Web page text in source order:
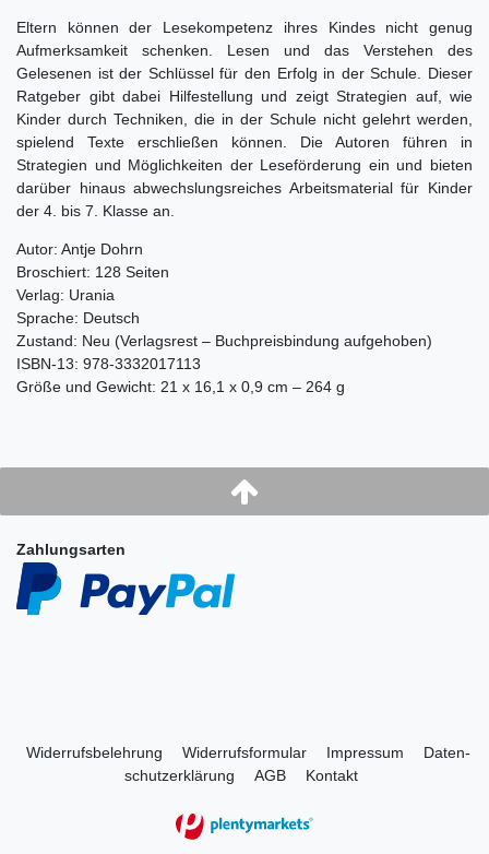
Eltern können der Lesekompetenz ihres Kindes nicht genug
Aufmerksamkeit schenken. Lesen und das Verstehen des
Gelesenen ist der Schlüssel für den Erfolg in der Schule. Dieser
Ratgeber gibt dabei Hilfestellung und zeigt Strategien auf, wie
Kinder durch Techniken, die in der Schule nicht gelehrt werden,
spielend Texte erschließen können. Die Autoren führen in
Strategien und Möglichkeiten der Leseförderung ein und bieten
darüber hinaus abwechslungsreiches Arbeitsmaterial für Kinder
der 4. bis 7. Klasse an.
Autor: Antje Dohrn
Broschiert: 128 Seiten
Verlag: Urania
Sprache: Deutsch
Zustand: Neu (Verlagsrest – Buchpreisbindung aufgehoben)
ISBN-13: 978-3332017113
Größe und Gewicht: 21 x 16,1 x 0,9 cm – 264 g
Zahlungsarten
Widerrufs­belehrung Widerrufs­formular Impressum
Daten­
schutz­erklärung
AGB Kontakt